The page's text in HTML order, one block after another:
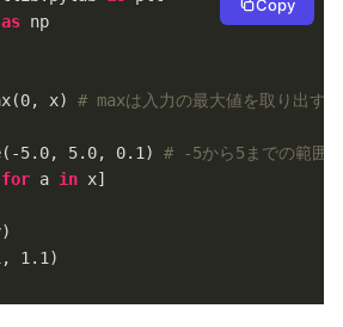
as np
0, x) # maxは入力の最大値を取り出す
-5.0, 5.0, 0.1 ) # -5から5までの範囲
for a in
, 1.1 )
Copy